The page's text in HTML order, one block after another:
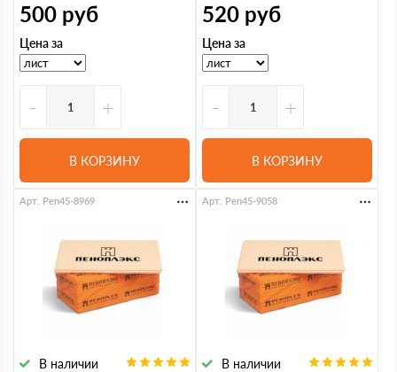
500 руб
Цена за
- +
В КОРЗИНУ
520 руб
Цена за
- +
В КОРЗИНУ
В наличии
Арт. Pen45-8969
В наличии
Арт. Pen45-9058